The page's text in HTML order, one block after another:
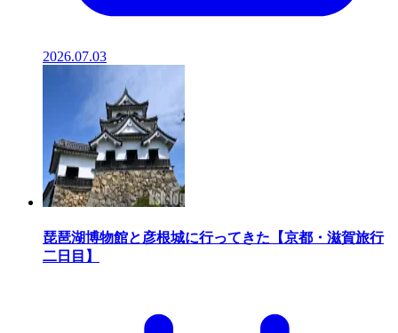
2026.07.03
琵琶湖博物館と彦根城に行ってきた【京都・滋賀旅行
二日目】